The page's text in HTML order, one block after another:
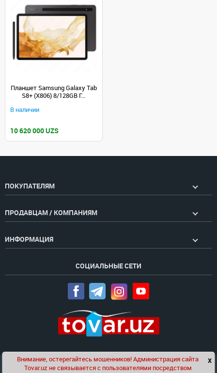
Планшет Samsung Galaxy Tab
S8+ (X806) 8/128GB Г...
В наличии
10 620 000 UZS
ПОКУПАТЕЛЯМ
ПРОДАВЦАМ / КОМПАНИЯМ
ИНФОРМАЦИЯ
СОЦИАЛЬНЫЕ СЕТИ
Проект компанииGolden Pages
Чат x
Внимание, остерегайтесь мошенников! Администрация сайта
Tovar.uz не связывается с пользователями посредством